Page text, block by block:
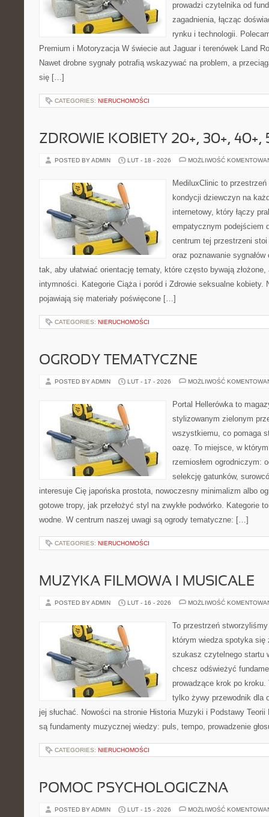
prowadzi czytelnika od
zagadnienia, łącząc
rynku i technologii.
Premium i Motoryzacja W świecie aut Jaguar i terenówek Land
Nawet drobne sygnały potrafią wskazywać na problem, a
się […]
CATEGORIES: NIERUCHOMOŚCI
ZDROWIE KOBIETY 20+, 30+, 40+,
POSTED BY ADMIN LUT - 18 - 2026 MOŻLIWOŚĆ
MediluxClinic to
kondycji dziewczyn na
internetowy, który łączy
empatycznym podejściem
centrum tej przestrzeni
oraz poznawanie
tak, aby ułatwiać orientację tematy, które często bywają
intymności. Kategorie Ciąża i poród i Zdrowie seksualne kobiety.
pojawiają się materiały poświęcone […]
CATEGORIES: NIERUCHOMOŚCI
OGRODY TEMATYCZNE
POSTED BY ADMIN LUT - 17 - 2026 MOŻLIWOŚĆ
Portal Hellerówka to
stylizowanym zielonym
wszystkiemu, co pomaga
oazę. To miejsce, w
rzemiosłem ogrodniczym:
selekcję gatunków,
interesuje Cię japońska prostota, nowoczesny minimalizm albo
gotowe tropy, jak przełożyć styl na zwykłe podwórko. Kategorie
wodne. W centrum naszej uwagi są ogrody tematyczne: […]
CATEGORIES: NIERUCHOMOŚCI
MUZYKA FILMOWA I MUSICALE
POSTED BY ADMIN LUT - 16 - 2026 MOŻLIWOŚĆ
To przestrzeń
którym wiedza spotyka
szukasz czytelnego startu
chcesz odświeżyć
prowadzące krok po
tylko żywy przewodnik dla
jej słuchać. Nowości na stronie Historia Muzyki i Podstawy
są fundamenty muzycznej wiedzy: puls, tempo, prowadzenie
CATEGORIES: NIERUCHOMOŚCI
POMOC PSYCHOLOGICZNA
POSTED BY ADMIN LUT - 15 - 2026 MOŻLIWOŚĆ